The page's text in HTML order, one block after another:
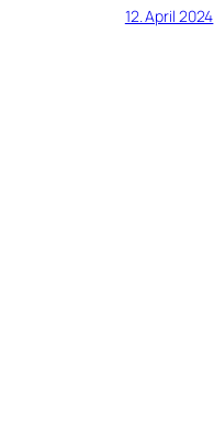
12. April 2024